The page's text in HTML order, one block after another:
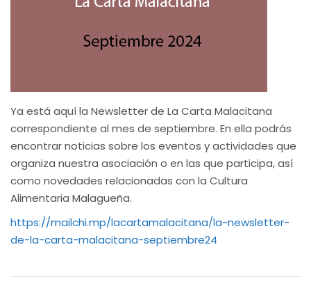
Ya está aquí la Newsletter de La Carta Malacitana
correspondiente al mes de septiembre. En ella podrás
encontrar noticias sobre los eventos y actividades que
organiza nuestra asociación o en las que participa, así
como novedades relacionadas con la Cultura
Alimentaria Malagueña.
https://mailchi.mp/lacartamalacitana/la-newsletter-
de-la-carta-malacitana-septiembre24